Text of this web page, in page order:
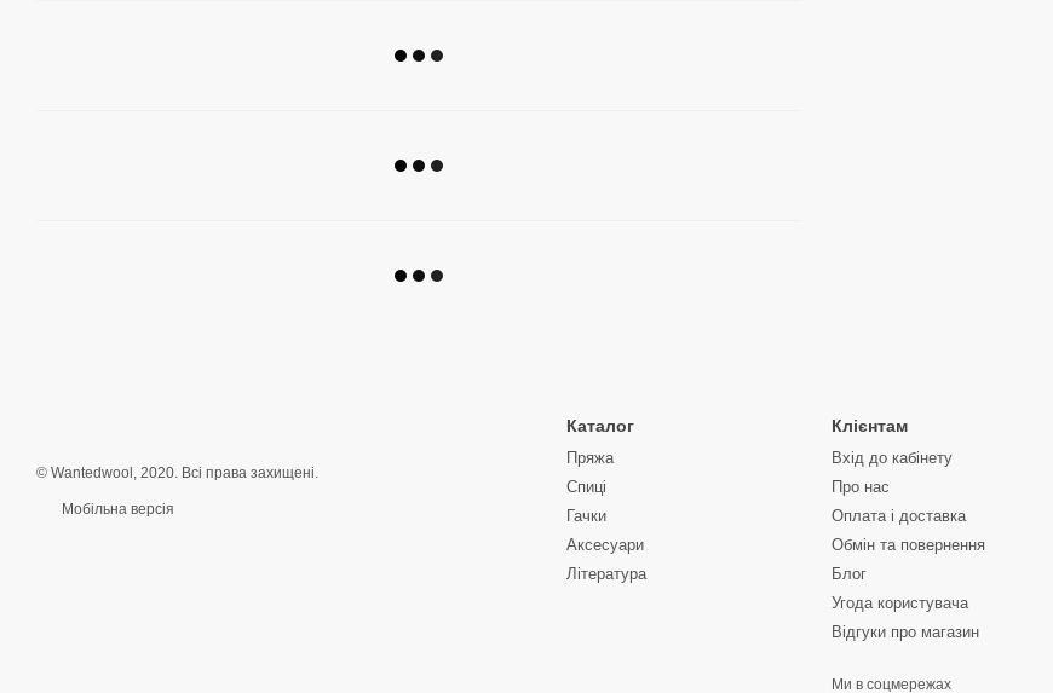
© Wantedwool, 2020. Всі права захищені.
Мобільна версія
Каталог
Пряжа
Спиці
Гачки
Аксесуари
Література
Клієнтам
Вхід до кабінету
Про нас
Оплата і доставка
Обмін та повернення
Блог
Угода користувача
Відгуки про магазин
Ми в соцмережах